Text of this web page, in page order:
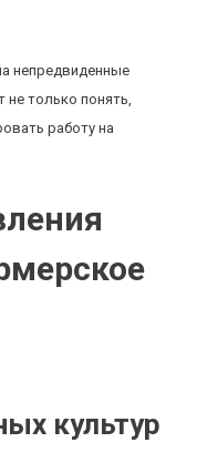
непредвиденные
не только понять,
работу на
культур